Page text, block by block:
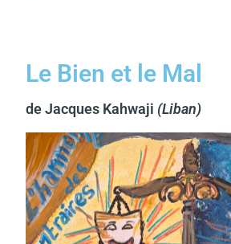
Le Bien et le Mal
de Jacques Kahwaji (Liban)